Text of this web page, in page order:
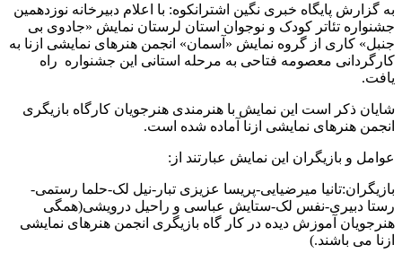
به گزارش پایگاه خبری نگین اشترانکوه: با اعلام دبیرخانه نوزدهمین
جشنواره تئاتر کودک و نوجوان استان لرستان نمایش «جادوی بی
جنبل» کاری از گروه نمایش «آسمان» انجمن هنرهای نمایشی ازنا به
کارگردانی معصومه فتاحی به مرحله استانی این جشنواره راه
یافت.
شایان ذکر است این نمایش با هنرمندی هنرجویان کارگاه بازیگری
انجمن هنرهای نمایشی ازنا آماده شده است.
عوامل و بازیگران این نمایش عبارتند از:
بازیگران:تانیا میرضیایی-پریسا عزیزی تبار-نیل لک-حلما رستمی-
رستا دبیری-نفس لک-ستایش عباسی و راحیل درویشی(همگی
هنرجویان آموزش دیده در کار گاه بازیگری انجمن هنرهای نمایشی
ازنا می باشند.)